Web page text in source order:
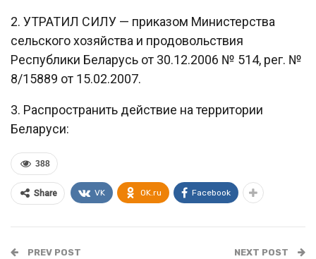
2. УТРАТИЛ СИЛУ — приказом Министерства
сельского хозяйства и продовольствия
Республики Беларусь от 30.12.2006 № 514, рег. №
8/15889 от 15.02.2007.
3. Распространить действие на территории
Беларуси:
388
Share VK OK.ru Facebook
PREV POST NEXT POST